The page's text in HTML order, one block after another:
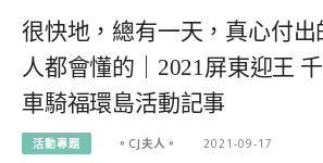
很快地，總有一天，真心付出
人都會懂的｜2021屏東迎王
車騎福環島活動記事
活動專題 。CJ夫人。 2021-09-17